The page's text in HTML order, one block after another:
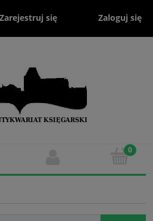
Zarejestruj się Zaloguj się